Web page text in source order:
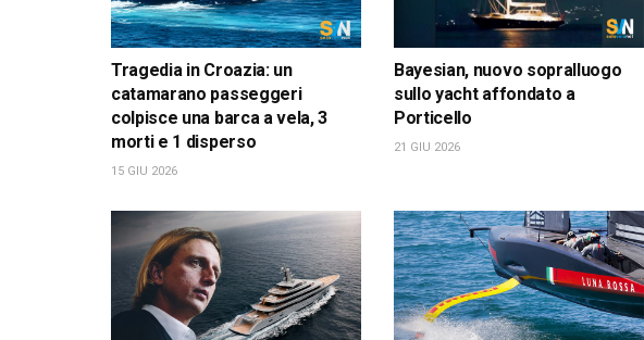
Tragedia in Croazia: un
catamarano passeggeri
colpisce una barca a vela, 3
morti e 1 disperso
15 GIU 2026
Bayesian, nuovo sopralluogo
sullo yacht affondato a
Porticello
21 GIU 2026